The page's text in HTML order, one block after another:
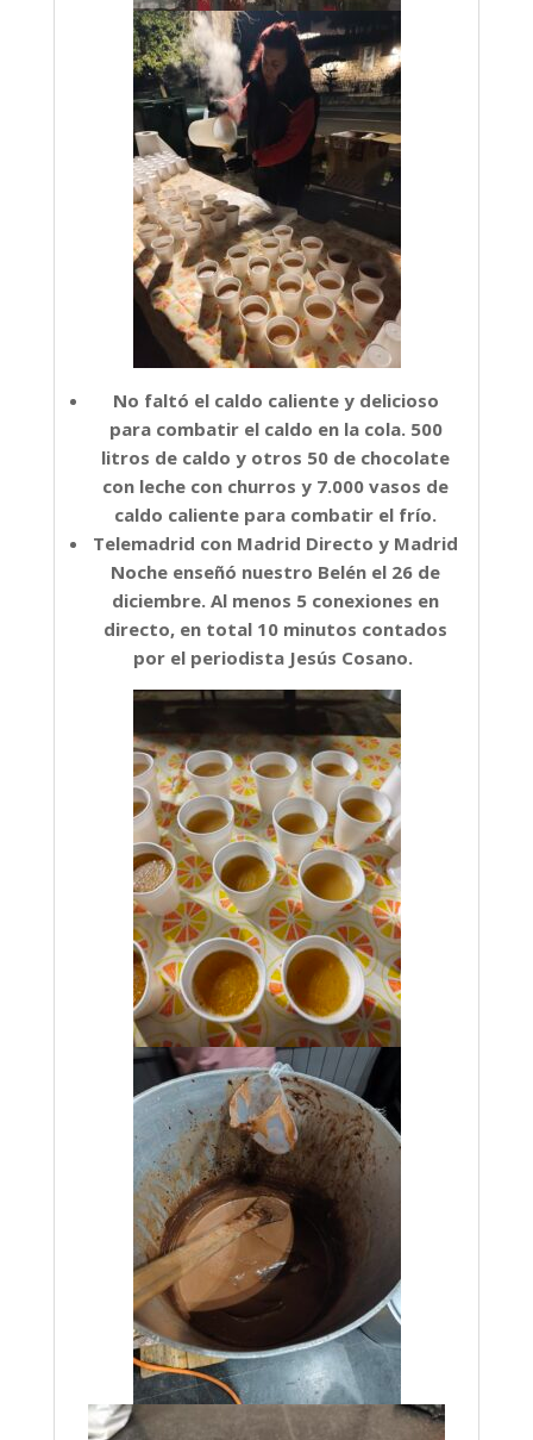
No faltó el caldo caliente y delicioso
para combatir el caldo en la cola. 500
litros de caldo y otros 50 de chocolate
con leche con churros y 7.000 vasos de
caldo caliente para combatir el frío.
Telemadrid con Madrid Directo y Madrid
Noche enseñó nuestro Belén el 26 de
diciembre. Al menos 5 conexiones en
directo, en total 10 minutos contados
por el periodista Jesús Cosano.